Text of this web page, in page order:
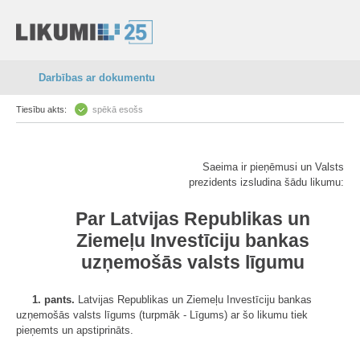
Darbības ar dokumentu
Tiesību akts: spēkā esošs
Saeima ir pieņēmusi un Valsts
prezidents izsludina šādu likumu:
Par Latvijas Republikas un
Ziemeļu Investīciju bankas
uzņemošās valsts līgumu
1. pants. Latvijas Republikas un Ziemeļu Investīciju bankas
uzņemošās valsts līgums (turpmāk - Līgums) ar šo likumu tiek
pieņemts un apstiprināts.